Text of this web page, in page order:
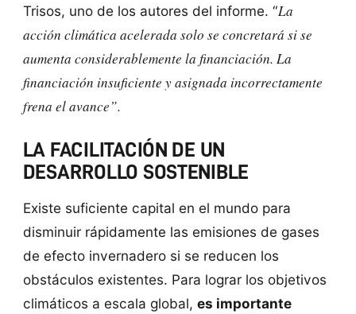
Trisos, uno de los autores del informe. “La
acción climática acelerada solo se concretará si se
aumenta considerablemente la financiación. La
financiación insuficiente y asignada incorrectamente
frena el avance”.
LA FACILITACIÓN DE UN
DESARROLLO SOSTENIBLE
Existe suficiente capital en el mundo para
disminuir rápidamente las emisiones de gases
de efecto invernadero si se reducen los
obstáculos existentes. Para lograr los objetivos
climáticos a escala global, es importante